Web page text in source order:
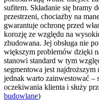
sufitem. Składanie się bramy
przestrzeni, chociażby na
gwarantuje ochronę przed
korozję ze względu na
zbudowana. Jej obsługa nie
większym problemów dzięki
stanowi standard w tym
segmentowa jest
jednak warto zainwestować –
oczekiwania klienta i służy
budowlane)